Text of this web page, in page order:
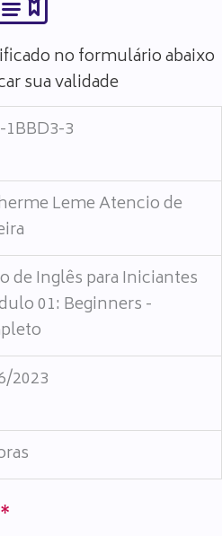
no formulário abaixo
sua validade
1BBD3-3
Leme Atencio de
de Inglês para Iniciantes
01: Beginners -
2023
*